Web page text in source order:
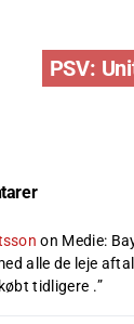
PSV:
on Medie:
alle de leje
tidligere .”